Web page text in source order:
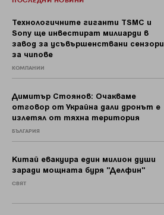
Технологичните гиганти TSMC и
Sony ще инвестират милиарди в
завод за усъвършенствани сензори
за чипове
КОМПАНИИ
Димитър Стоянов: Очакваме
отговор от Украйна дали дронът е
излетял от тяхна територия
БЪЛГАРИЯ
Китай евакуира един милион души
заради мощната буря "Делфин"
СВЯТ